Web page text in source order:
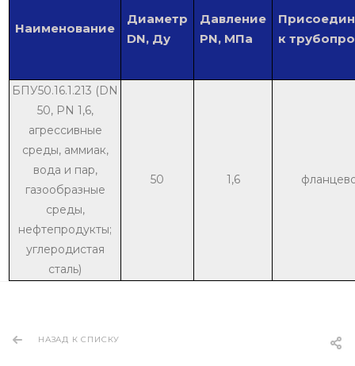
Наименование
Диаметр
DN, Ду
Давление
PN, МПа
к
БПУ50.16.1.213 (DN
50, PN 1,6,
агрессивные
среды, аммиак,
вода и пар,
газообразные
среды,
нефтепродукты;
углеродистая
сталь)
50 1,6
НАЗАД К СПИСКУ